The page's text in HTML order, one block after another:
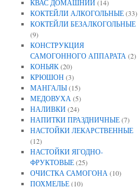
КВАС ДОМАШНИЙ(14)
КОКТЕЙЛИ АЛКОГОЛЬНЫЕ(33)
КОКТЕЙЛИ БЕЗАЛКОГОЛЬНЫЕ
(9)
КОНСТРУКЦИЯ
САМОГОННОГО АППАРАТА(2)
КОНЬЯК(20)
КРЮШОН(3)
МАНГАЛЫ(15)
МЕДОВУХА(5)
НАЛИВКИ(24)
НАПИТКИ ПРАЗДНИЧНЫЕ(7)
НАСТОЙКИ ЛЕКАРСТВЕННЫЕ
(12)
НАСТОЙКИ ЯГОДНО-
ФРУКТОВЫЕ(25)
ОЧИСТКА САМОГОНА(10)
ПОХМЕЛЬЕ(10)